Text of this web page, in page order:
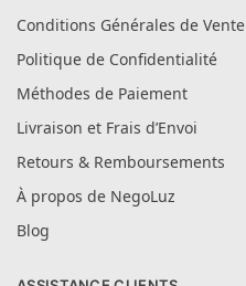
Conditions Générales de Vente
Politique de Confidentialité
Méthodes de Paiement
Livraison et Frais d’Envoi
Retours & Remboursements
À propos de NegoLuz
Blog